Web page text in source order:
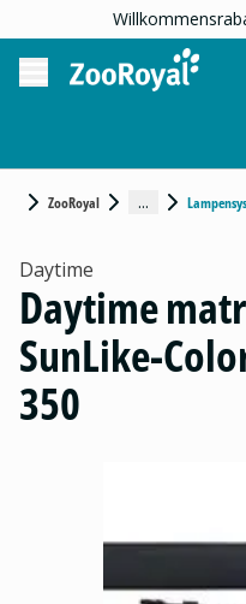
ZooRoyal ...
Daytime
Daytime
SunLike-
350